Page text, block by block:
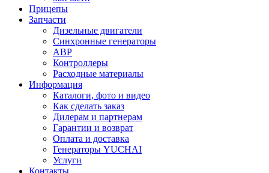
Прицепы
Запчасти
Дизельные двигатели
Синхронные генераторы
АВР
Контроллеры
Расходные материалы
Информация
Каталоги, фото и видео
Как сделать заказ
Дилерам и партнерам
Гарантии и возврат
Оплата и доставка
Генераторы YUCHAI
Услуги
Контакты